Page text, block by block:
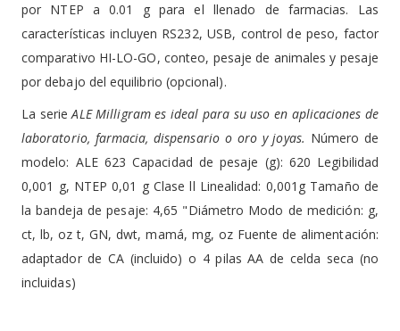
por NTEP a 0.01 g para el llenado de farmacias. Las
características incluyen RS232, USB, control de peso, factor
comparativo HI-LO-GO, conteo, pesaje de animales y pesaje
por debajo del equilibrio (opcional).
La serieALE Milligram es ideal para su uso en aplicaciones de
laboratorio, farmacia, dispensario o oro y joyas. Número de
modelo: ALE 623 Capacidad de pesaje (g): 620 Legibilidad
0,001 g, NTEP 0,01 g Clase ll Linealidad: 0,001g Tamaño de
la bandeja de pesaje: 4,65 "Diámetro Modo de medición: g,
ct, lb, oz t, GN, dwt, mamá, mg, oz Fuente de alimentación:
adaptador de CA (incluido) o 4 pilas AA de celda seca (no
incluidas)